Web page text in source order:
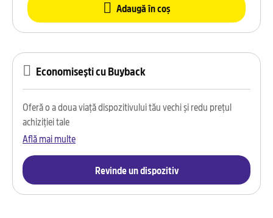
Adaugă în coș
Economisești cu Buyback
Oferă o a doua viață dispozitivului tău vechi și redu prețul
achiziției tale
Află mai multe
Revinde un dispozitiv